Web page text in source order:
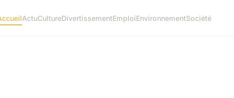
ActuCultureDivertissementEmploiEnvironnementSociété